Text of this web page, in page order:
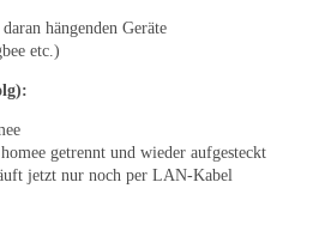
hängenden Geräte
etc.)
getrennt und wieder aufgesteckt
jetzt nur noch per LAN-Kabel